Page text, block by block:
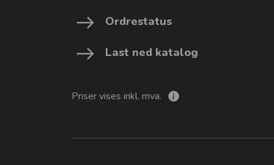
Ordrestatus
Last ned katalog
Priser vises inkl. mva.